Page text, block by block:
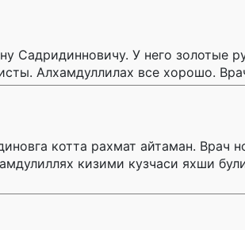
Садридинновичу. У него золотые
Алхамдуллилах все хорошо.
котта рахмат айтаман. Врач
кизими кузчаси яхши